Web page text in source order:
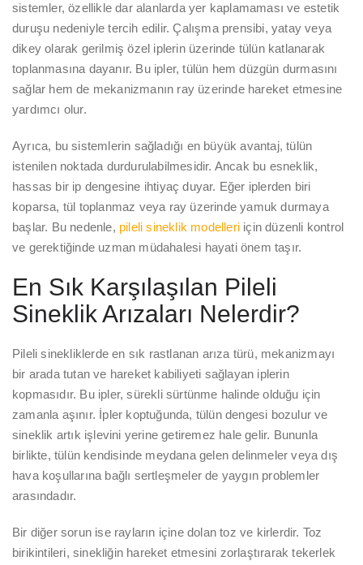
sistemler, özellikle dar alanlarda yer kaplamaması ve estetik
duruşu nedeniyle tercih edilir. Çalışma prensibi, yatay veya
dikey olarak gerilmiş özel iplerin üzerinde tülün katlanarak
toplanmasına dayanır. Bu ipler, tülün hem düzgün durmasını
sağlar hem de mekanizmanın ray üzerinde hareket etmesine
yardımcı olur.
Ayrıca, bu sistemlerin sağladığı en büyük avantaj, tülün
istenilen noktada durdurulabilmesidir. Ancak bu esneklik,
hassas bir ip dengesine ihtiyaç duyar. Eğer iplerden biri
koparsa, tül toplanmaz veya ray üzerinde yamuk durmaya
başlar. Bu nedenle, pileli sineklik modelleri için düzenli kontrol
ve gerektiğinde uzman müdahalesi hayati önem taşır.
En Sık Karşılaşılan Pileli
Sineklik Arızaları Nelerdir?
Pileli sinekliklerde en sık rastlanan arıza türü, mekanizmayı
bir arada tutan ve hareket kabiliyeti sağlayan iplerin
kopmasıdır. Bu ipler, sürekli sürtünme halinde olduğu için
zamanla aşınır. İpler koptuğunda, tülün dengesi bozulur ve
sineklik artık işlevini yerine getiremez hale gelir. Bununla
birlikte, tülün kendisinde meydana gelen delinmeler veya dış
hava koşullarına bağlı sertleşmeler de yaygın problemler
arasındadır.
Bir diğer sorun ise rayların içine dolan toz ve kirlerdir. Toz
birikintileri, sinekliğin hareket etmesini zorlaştırarak tekerlek